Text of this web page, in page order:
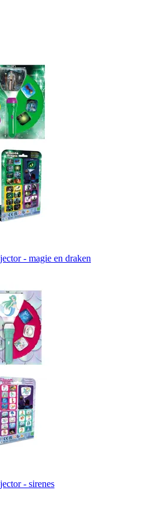
- magie en draken
- sirenes